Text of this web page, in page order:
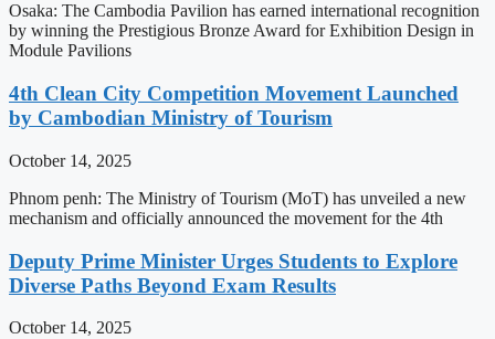
Osaka: The Cambodia Pavilion has earned international recognition
by winning the Prestigious Bronze Award for Exhibition Design in
Module Pavilions
4th Clean City Competition Movement Launched
by Cambodian Ministry of Tourism
October 14, 2025
Phnom penh: The Ministry of Tourism (MoT) has unveiled a new
mechanism and officially announced the movement for the 4th
Deputy Prime Minister Urges Students to Explore
Diverse Paths Beyond Exam Results
October 14, 2025